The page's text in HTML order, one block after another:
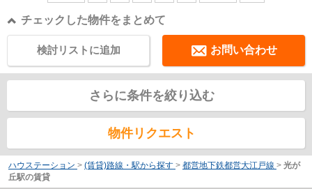
チェックした物件をまとめて
お問い合わせ
検討リストに追加
さらに条件を絞り込む
物件リクエスト
ハウステーション > (賃貸)路線・駅から探す > 都営地下鉄都営大江戸線 > 光が
丘駅の賃貸